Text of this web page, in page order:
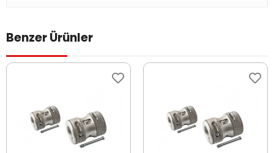
Benzer Ürünler